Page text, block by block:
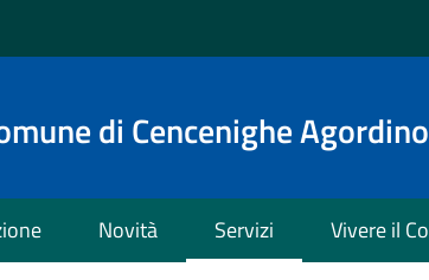
di Cencenighe Agordino
Novità Servizi Vivere il